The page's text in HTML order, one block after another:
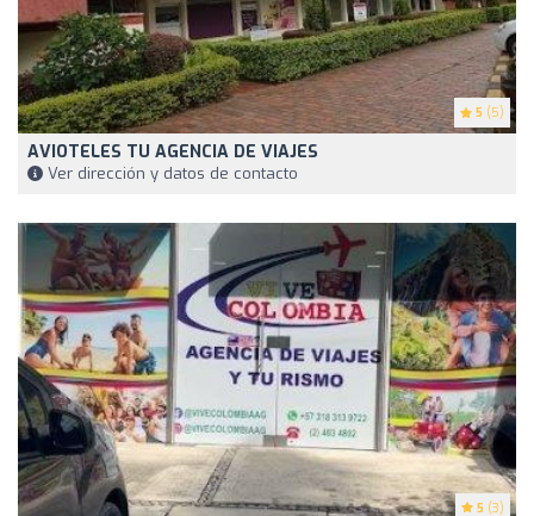
5 (5)
AVIOTELES TU AGENCIA DE VIAJES
Ver dirección y datos de contacto
5 (3)